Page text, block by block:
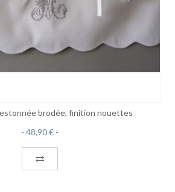
brodée, finition nouettes
48,90 €